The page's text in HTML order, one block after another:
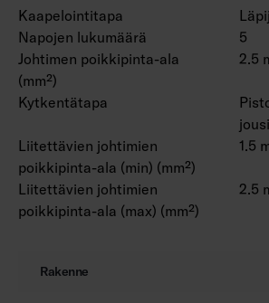
Kaapelointitapa
Napojen lukumäärä
5
Johtimen poikkipinta-ala
(mm²)
2.5
Kytkentätapa
Liitettävien johtimien
poikkipinta-ala (min) (mm²)
1.5
Liitettävien johtimien
poikkipinta-ala (max) (mm²)
2.5
Rakenne